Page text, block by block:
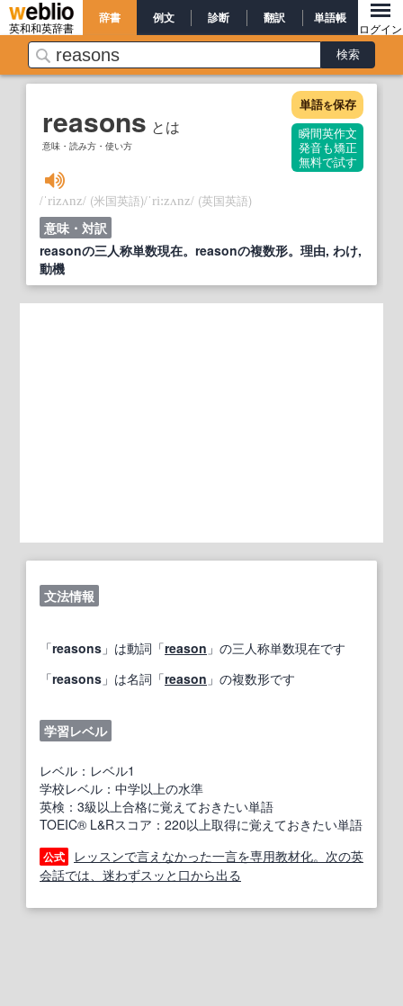
英和和英辞書
辞書 例文 診断 翻訳 単語帳
ログイン
reasons とは
意味・読み方・使い方
単語を保存
瞬間英作文
発音も矯正
無料で試す
/ˈrizʌnz/ (米国英語)/ˈri:zʌnz/ (英国英語)
意味・対訳
reasonの三人称単数現在。reasonの複数形。理由, わけ,
動機
文法情報
「reasons 」は動詞「reason 」の三人称単数現在です
「reasons 」は名詞「reason 」の複数形です
学習レベル
レベル：レベル1
学校レベル：中学以上の水準
英検：3級以上合格に覚えておきたい単語
TOEIC® L&Rスコア：220以上取得に覚えておきたい単語
公式
レッスンで言えなかった一言を専用教材化。次の英
会話では、迷わずスッと口から出る